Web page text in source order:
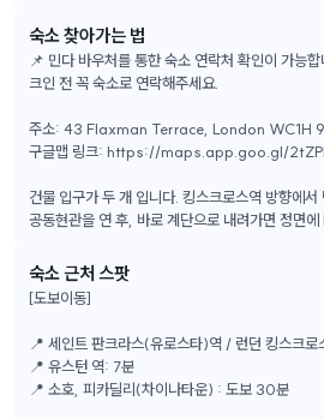
숙소 찾아가는 법
📌 민다 바우처를 통한 숙소 연락처 확인이 가능
크인 전 꼭 숙소로 연락해주세요.
주소: 43 Flaxman Terrace, London WC1H
구글맵 링크: https://maps.app.goo.gl/
건물 입구가 두 개 입니다. 킹스크로스역 방향에
공동현관을 연 후, 바로 계단으로 내려가면 정면
숙소 근처 스팟
[도보이동]
📍 세인트 판크라스(유로스타)역 / 런던 킹스크
📍 유스턴 역: 7분
📍 소호, 피카딜리(차이나타운) : 도보 30분